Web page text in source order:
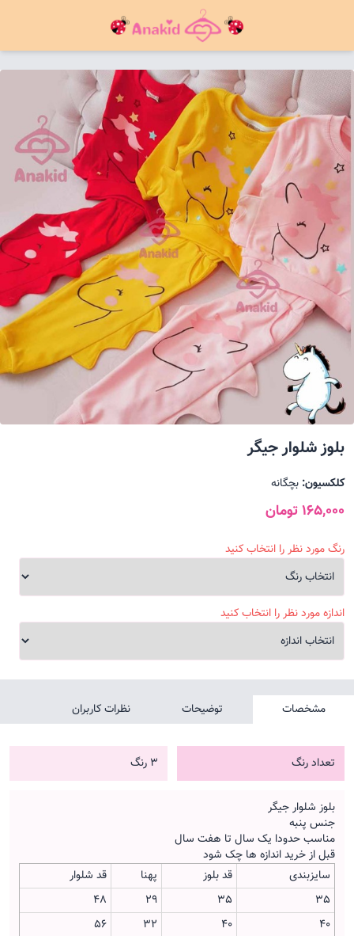
بلوز شلوار جیگر
کلکسیون: بچگانه
165,000 تومان
رنگ مورد نظر را انتخاب کنید
اندازه مورد نظر را انتخاب کنید
مشخصات توضیحات نظرات کاربران
تعداد رنگ 3 رنگ
بلوز شلوار جیگر
جنس پنبه
مناسب حدودا یک سال تا هفت سال
قبل از خرید اندازه ها چک شود
سایزبندی
قد بلوز پهنا
قد شلوار
35
35
29
48
40
40
32
56